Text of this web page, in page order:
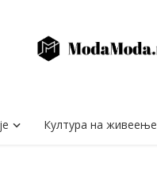
Култура на живеење